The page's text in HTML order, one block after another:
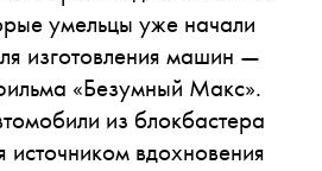
умельцы уже начали
изготовления машин —
«Безумный Макс».
из блокбастера
источником вдохновения